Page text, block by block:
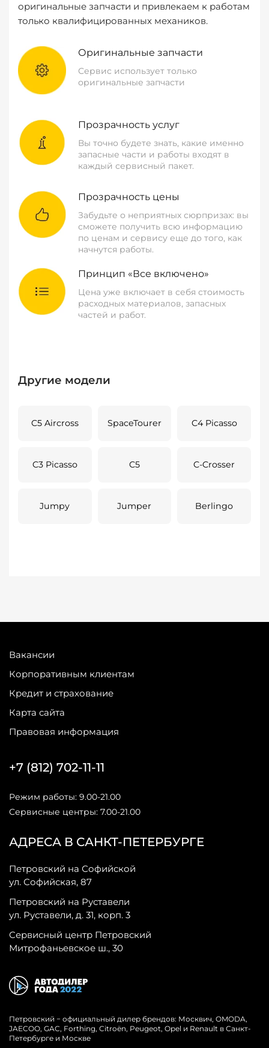
оригинальные запчасти и привлекаем к работам
только квалифицированных механиков.
Оригинальные запчасти
Сервис использует только
оригинальные запчасти
Прозрачность услуг
Вы точно будете знать, какие именно
запасные части и работы входят в
каждый сервисный пакет.
Прозрачность цены
Забудьте о неприятных сюрпризах: вы
сможете получить всю информацию
по ценам и сервису еще до того, как
начнутся работы.
Принцип «Все включено»
Цена уже включает в себя стоимость
расходных материалов, запасных
частей и работ.
Другие модели
C5 Aircross SpaceTourer C4 Picasso
C3 Picasso C5 C-Crosser
Jumpy Jumper Berlingo
Вакансии
Корпоративным клиентам
Кредит и страхование
Карта сайта
Правовая информация
АДРЕСА В САНКТ-ПЕТЕРБУРГЕ
Петровский на Софийской
ул. Софийская, 87
Петровский на Руставели
ул. Руставели, д. 31, корп. 3
Сервисный центр Петровский
Митрофаньевское ш., 30
+7 (812) 702-11-11
Режим работы: 9.00-21.00
Сервисные центры: 7.00-21.00
Петровский − официальный дилер брендов: Москвич, OMODA,
JAECOO, GAC, Forthing, Citroёn, Peugeot, Opel и Renault в Санкт-
Петербурге и Москве